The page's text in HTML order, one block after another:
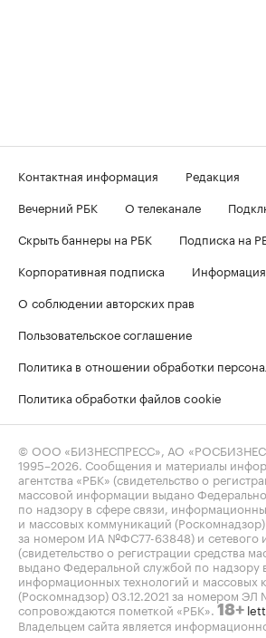
Контактная информация Редакция
Вечерний РБК
О телеканале
Скрыть баннеры на РБК
Подписка на
Корпоративная подписка
О соблюдении авторских прав
Пользовательское соглашение
Политика в отношении обработки
Политика обработки файлов cookie
© ООО «БИЗНЕСПРЕСС», АО
1995–2026 . Сообщения и материалы
агентства «РБК» (свидетельство о
массовой информации выдано
по надзору в сфере связи,
и массовых коммуникаций (Роскомнадзор)
за номером ИА №ФС77-63848) и сетевого
(свидетельство о регистрации средства
выдано Федеральной службой по надзору
информационных технологий и массовых
(Роскомнадзор) 03.12.2021 за номером
сопровождаются пометкой «РБК». 18+
Владельцем сайта является